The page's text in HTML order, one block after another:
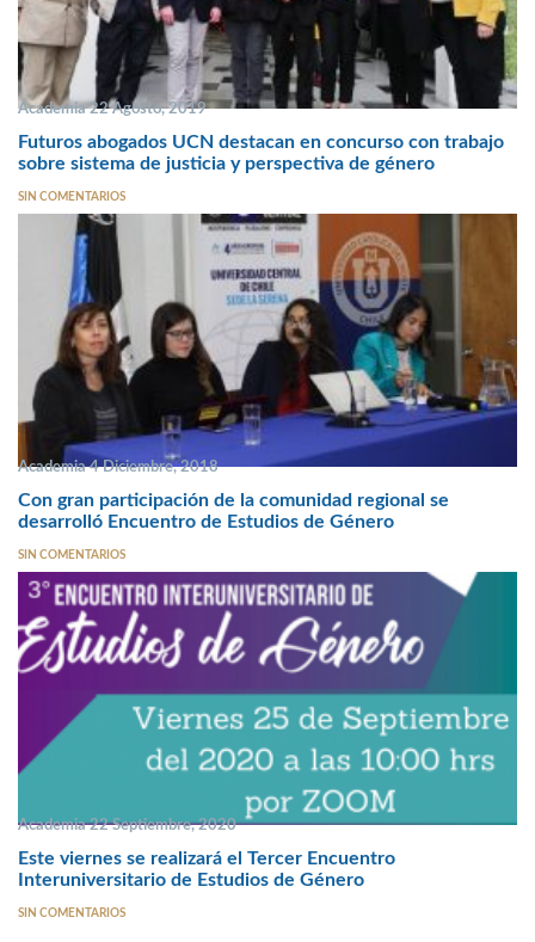
Academia 22 Agosto, 2019
Futuros abogados UCN destacan en concurso con trabajo
sobre sistema de justicia y perspectiva de género
SIN COMENTARIOS
Academia 4 Diciembre, 2018
Con gran participación de la comunidad regional se
desarrolló Encuentro de Estudios de Género
SIN COMENTARIOS
Academia 22 Septiembre, 2020
Este viernes se realizará el Tercer Encuentro
Interuniversitario de Estudios de Género
SIN COMENTARIOS